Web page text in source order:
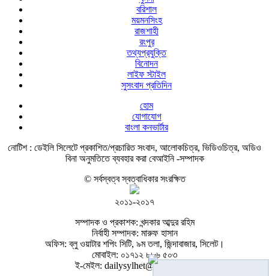
বরিশাল
ময়মনসিংহ
রাজশাহী
রংপুর
তথ্যপ্রযুক্তি
বিনোদন
লাইফ স্টাইল
সুসংবাদ প্রতিদিন
হোম
যোগাযোগ
বাংলা কনভার্টার
নোটিশ : ডেইলি সিলেটে প্রকাশিত/প্রচারিত সংবাদ, আলোকচিত্র, ভিডিওচিত্র, অডিও
বিনা অনুমতিতে ব্যবহার করা বেআইনি -সম্পাদক
© সর্বস্বত্ব স্বত্বাধিকার সংরক্ষিত
২০১১-২০১৭
সম্পাদক ও প্রকাশক: খন্দকার আব্দুর রহিম
নির্বাহী সম্পাদক: মারুফ হাসান
অফিস: ব্লু ওয়াটার শপিং সিটি, ৯ম তলা, জিন্দাবাজার, সিলেট।
মোবাইল: ০১৭১২ ৮৮৬ ৫০৩
ই-মেইল: dailysylhet@gmail.com